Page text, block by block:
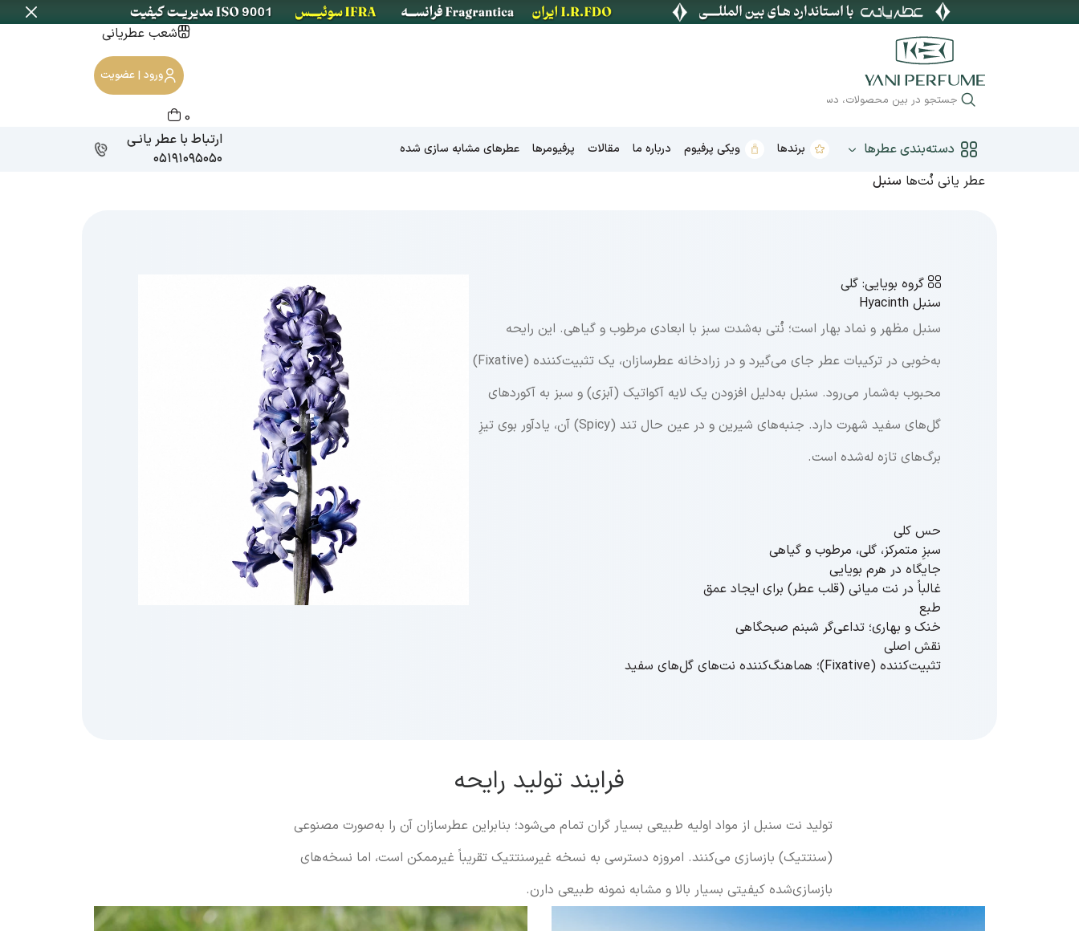
شعب عطریانی
ورود | عضویت
0
دسته‌بندی عطرها
عطر مردانه
عطر یونیسکس
عطر بچگانه
عطر پاییز
عطر زمستان
کالکشن خلیج فارس
کالکشن شهر های ایران
برندها ویکی پرفیوم درباره ما مقالات پرفیومرها عطرهای مشابه سازی شده
ارتباط با عطر یانـی
۰۵۱۹۱۰۹۵۰۵۰
عطر یانی نُت‌ها سنبل
گروه بویایی: گلی
سنبل Hyacinth
سنبل مظهر و نماد بهار است؛ نُتی به‌شدت سبز با ابعادی مرطوب و گیاهی. این رایحه
به‌خوبی در ترکیبات عطر جای می‌گیرد و در زرادخانه عطرسازان، یک تثبیت‌کننده (Fixative)
محبوب به‌شمار می‌رود. سنبل به‌دلیل افزودن یک لایه آکواتیک (آبزی) و سبز به آکوردهای
گل‌های سفید شهرت دارد.
جنبه‌های شیرین و در عین حال تند (Spicy) آن، یادآور بوی تیزِ
برگ‌های تازه له‌شده است.
حس کلی
سبزِ متمرکز، گلی، مرطوب و گیاهی
جایگاه در هرم بویایی
غالباً در نت میانی (قلب عطر) برای ایجاد عمق
طبع
خنک و بهاری؛ تداعی‌گر شبنم صبحگاهی
نقش اصلی
تثبیت‌کننده (Fixative)؛ هماهنگ‌کننده نت‌های گل‌های سفید
فرایند تولید رایحه
تولید نت سنبل از مواد اولیه طبیعی بسیار گران تمام می‌شود؛ بنابراین عطرسازان آن را به‌صورت مصنوعی
(سنتتیک) بازسازی می‌کنند. امروزه دسترسی به نسخه غیرسنتتیک تقریباً غیرممکن است، اما نسخه‌های
بازسازی‌شده کیفیتی بسیار بالا و مشابه نمونه طبیعی دارن.